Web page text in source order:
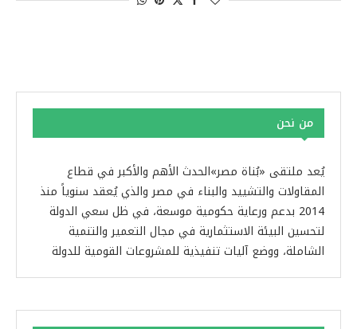
من نحن
يُعد ملتقى «بُناة مصر»الحدث الأهم والأكبر في قطاع
المقاولات والتشييد والبناء في مصر والذي يُعقد سنوياً منذ
2014 بدعم ورعاية حكومية موسعة، في ظل سعي الدولة
لتحسين البيئة الاستثمارية في مجال التعمير والتنمية
الشاملة، ووضع آليات تنفيذية للمشروعات القومية للدولة